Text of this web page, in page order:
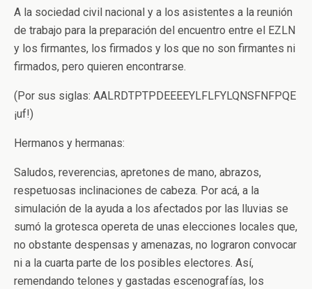
A la sociedad civil nacional y a los asistentes a la reunión
de trabajo para la preparación del encuentro entre el EZLN
y los firmantes, los firmados y los que no son firmantes ni
firmados, pero quieren encontrarse.
(Por sus siglas: AALRDTPTPDEEEEYLFLFYLQNSFNFPQE
¡uf!)
Hermanos y hermanas:
Saludos, reverencias, apretones de mano, abrazos,
respetuosas inclinaciones de cabeza. Por acá, a la
simulación de la ayuda a los afectados por las lluvias se
sumó la grotesca opereta de unas elecciones locales que,
no obstante despensas y amenazas, no lograron convocar
ni a la cuarta parte de los posibles electores. Así,
remendando telones y gastadas escenografías, los